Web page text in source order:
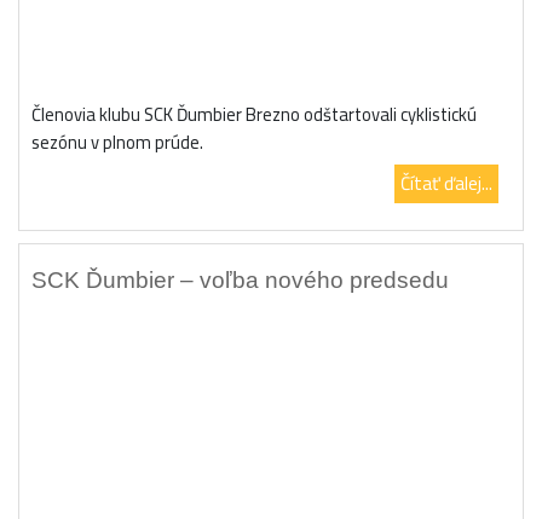
Členovia klubu SCK Ďumbier Brezno odštartovali cyklistickú
sezónu v plnom prúde.
Čítať ďalej...
SCK Ďumbier – voľba nového predsedu